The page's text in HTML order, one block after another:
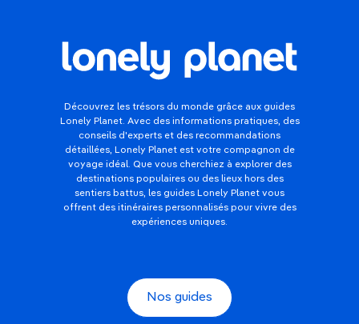
Découvrez les trésors du monde grâce aux guides
Lonely Planet. Avec des informations pratiques, des
conseils d'experts et des recommandations
détaillées, Lonely Planet est votre compagnon de
voyage idéal. Que vous cherchiez à explorer des
destinations populaires ou des lieux hors des
sentiers battus, les guides Lonely Planet vous
offrent des itinéraires personnalisés pour vivre des
expériences uniques.
Nos guides